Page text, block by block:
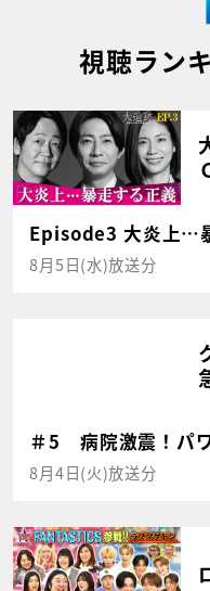
視聴ラン
Episode3 大炎上…
8月5日(水)放送分
＃5 病院激震！パ
8月4日(火)放送分